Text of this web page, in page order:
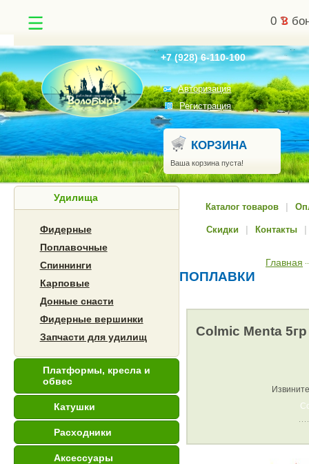
0
Авторизация
Регистрация
+7 (928) 6-110-100
КОРЗИНА
Ваша корзина пуста!
Удилища
Фидерные
Поплавочные
Спиннинги
Карповые
Донные снасти
Фидерные вершинки
Запчасти для удилищ
Платформы, кресла и
обвес
Катушки
Расходники
Аксессуары
Каталог товаров
Скидки Контакты
ПОПЛАВКИ
Главная
Colmic Menta 5гр